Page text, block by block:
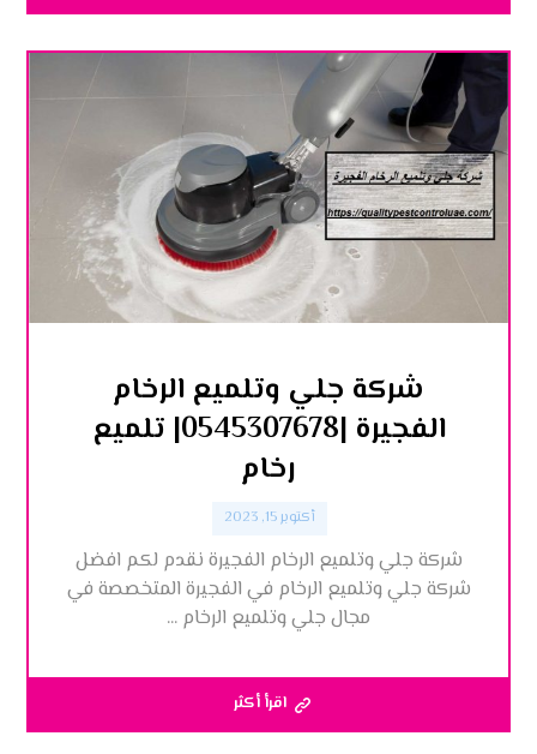
شركة جلي وتلميع الرخام
الفجيرة |0545307678| تلميع
رخام
أكتوبر 15, 2023
شركة جلي وتلميع الرخام الفجيرة نقدم لكم افضل
شركة جلي وتلميع الرخام في الفجيرة المتخصصة في
مجال جلي وتلميع الرخام ...
اقرأ أكثر